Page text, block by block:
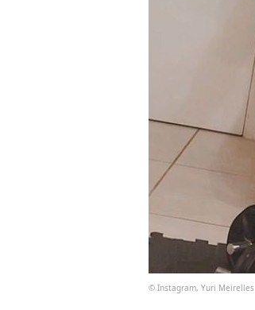
© Instagram, Yuri Meirelles